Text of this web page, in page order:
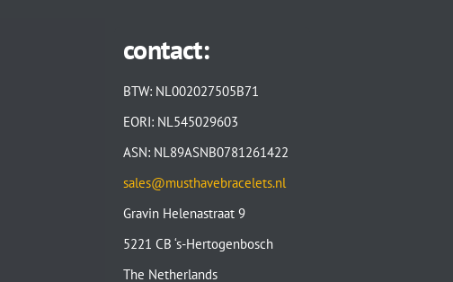
contact:
BTW: NL002027505B71
EORI: NL545029603
ASN: NL89ASNB0781261422
sales@musthavebracelets.nl
Gravin Helenastraat 9
5221 CB ‘s-Hertogenbosch
The Netherlands